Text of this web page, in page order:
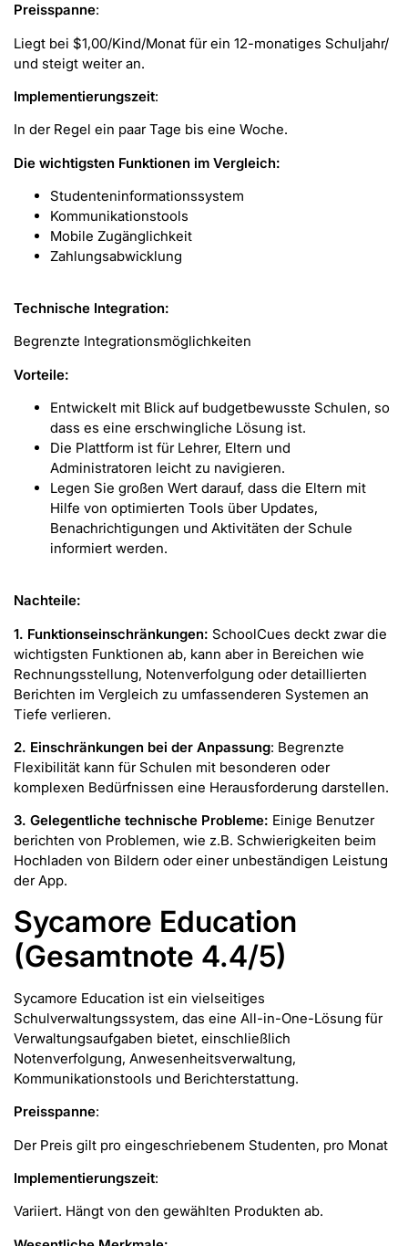
Preisspanne:
Liegt bei $1,00/Kind/Monat für ein 12-monatiges Schuljahr/
und steigt weiter an.
Implementierungszeit:
In der Regel ein paar Tage bis eine Woche.
Die wichtigsten Funktionen im Vergleich:
Studenteninformationssystem
Kommunikationstools
Mobile Zugänglichkeit
Zahlungsabwicklung
Technische Integration:
Begrenzte Integrationsmöglichkeiten
Vorteile:
Entwickelt mit Blick auf budgetbewusste Schulen, so
dass es eine erschwingliche Lösung ist.
Die Plattform ist für Lehrer, Eltern und
Administratoren leicht zu navigieren.
Legen Sie großen Wert darauf, dass die Eltern mit
Hilfe von optimierten Tools über Updates,
Benachrichtigungen und Aktivitäten der Schule
informiert werden.
Nachteile:
1. Funktionseinschränkungen: SchoolCues deckt zwar die
wichtigsten Funktionen ab, kann aber in Bereichen wie
Rechnungsstellung, Notenverfolgung oder detaillierten
Berichten im Vergleich zu umfassenderen Systemen an
Tiefe verlieren.
2. Einschränkungen bei der Anpassung: Begrenzte
Flexibilität kann für Schulen mit besonderen oder
komplexen Bedürfnissen eine Herausforderung darstellen.
3. Gelegentliche technische Probleme: Einige Benutzer
berichten von Problemen, wie z.B. Schwierigkeiten beim
Hochladen von Bildern oder einer unbeständigen Leistung
der App.
Sycamore Education
(Gesamtnote 4.4/5)
Sycamore Education ist ein vielseitiges
Schulverwaltungssystem, das eine All-in-One-Lösung für
Verwaltungsaufgaben bietet, einschließlich
Notenverfolgung, Anwesenheitsverwaltung,
Kommunikationstools und Berichterstattung.
Preisspanne:
Der Preis gilt pro eingeschriebenem Studenten, pro Monat
Implementierungszeit:
Variiert. Hängt von den gewählten Produkten ab.